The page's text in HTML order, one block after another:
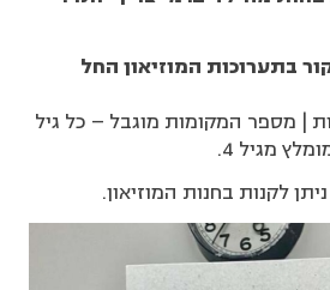
בתערוכות המוזיאון החל
כ-50 דקות | מספר המקומות מוגבל – כל גיל
מגיל 4.
לקנות בחנות המוזיאון.